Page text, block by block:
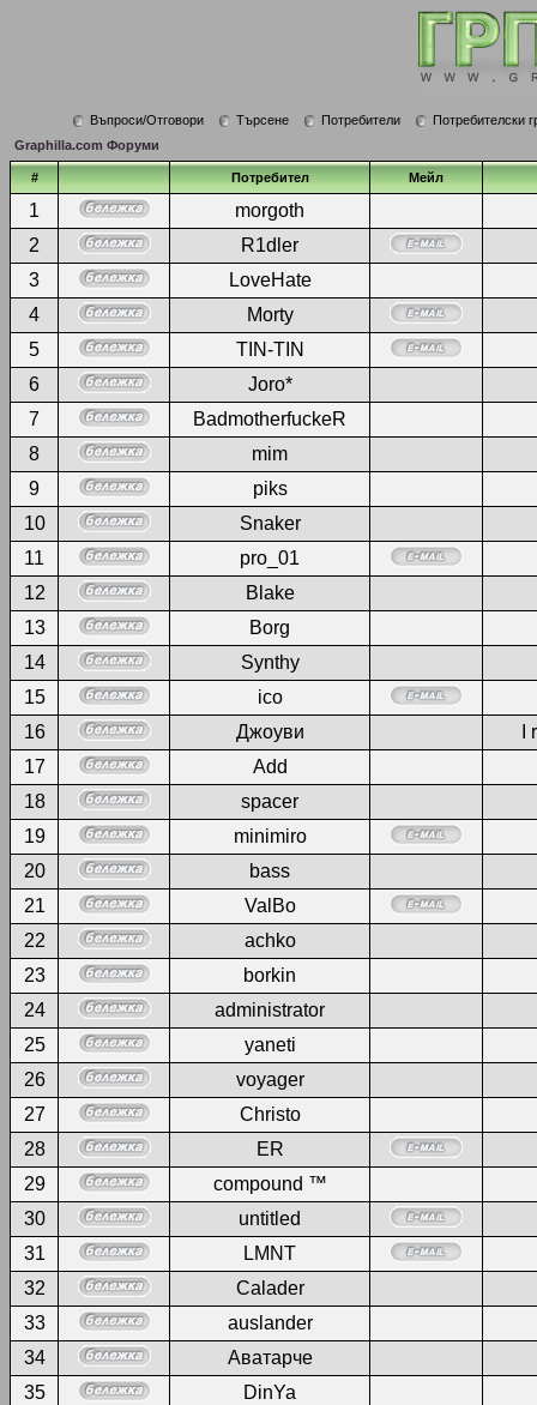
Въпроси/Отговори Търсене Потребители
Потребителски
Graphilla.com Форуми
# Потребител Мейл
1
morgoth
2
R1dler
3
LoveHate
4
Morty
5
TIN-TIN
6
Joro*
7
BadmotherfuckeR
8
mim
9
piks
10
Snaker
11
pro_01
12
Blake
13
Borg
14
Synthy
15
ico
16
Джоуви
17
Add
18
spacer
19
minimiro
20
bass
21
ValBo
22
achko
23
borkin
24
administrator
25
yaneti
26
voyager
27
Christo
28
ER
29
compound ™
30
untitled
31
LMNT
32
Calader
33
auslander
34
Аватарче
35
DinYa